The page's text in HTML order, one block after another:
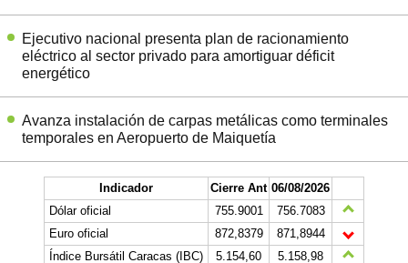
Ejecutivo nacional presenta plan de racionamiento
eléctrico al sector privado para amortiguar déficit
energético
Avanza instalación de carpas metálicas como terminales
temporales en Aeropuerto de Maiquetía
Indicador Cierre Ant 06/08/2026
Dólar oficial
755.9001
756.7083
Euro oficial
872,8379
871,8944
Índice Bursátil Caracas (IBC)
5.154,60
5.158,98